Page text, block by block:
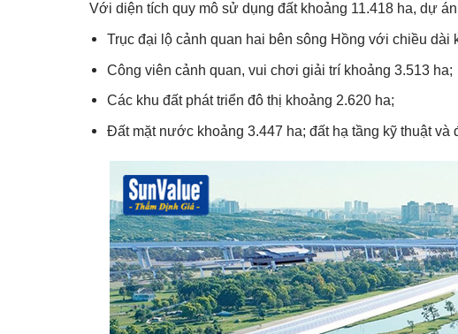
Với diện tích quy mô sử dụng đất khoảng 11.418 ha, dự
Trục đại lộ cảnh quan hai bên sông Hồng với chiều dài
Công viên cảnh quan, vui chơi giải trí khoảng 3.513 ha;
Các khu đất phát triển đô thị khoảng 2.620 ha;
Đất mặt nước khoảng 3.447 ha; đất hạ tầng kỹ thuật